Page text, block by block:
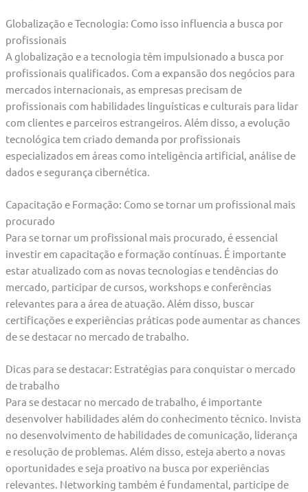
Globalização e Tecnologia: Como isso influencia a busca por
profissionais
A globalização e a tecnologia têm impulsionado a busca por
profissionais qualificados. Com a expansão dos negócios para
mercados internacionais, as empresas precisam de
profissionais com habilidades linguísticas e culturais para lidar
com clientes e parceiros estrangeiros. Além disso, a evolução
tecnológica tem criado demanda por profissionais
especializados em áreas como inteligência artificial, análise de
dados e segurança cibernética.
Capacitação e Formação: Como se tornar um profissional mais
procurado
Para se tornar um profissional mais procurado, é essencial
investir em capacitação e formação contínuas. É importante
estar atualizado com as novas tecnologias e tendências do
mercado, participar de cursos, workshops e conferências
relevantes para a área de atuação. Além disso, buscar
certificações e experiências práticas pode aumentar as chances
de se destacar no mercado de trabalho.
Dicas para se destacar: Estratégias para conquistar o mercado
de trabalho
Para se destacar no mercado de trabalho, é importante
desenvolver habilidades além do conhecimento técnico. Invista
no desenvolvimento de habilidades de comunicação, liderança
e resolução de problemas. Além disso, esteja aberto a novas
oportunidades e seja proativo na busca por experiências
relevantes. Networking também é fundamental, participe de